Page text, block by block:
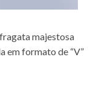
majestosa
em formato de “V”